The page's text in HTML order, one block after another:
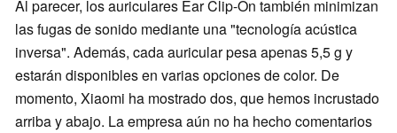
Al parecer, los auriculares Ear Clip-On también minimizan
las fugas de sonido mediante una "tecnología acústica
inversa". Además, cada auricular pesa apenas 5,5 g y
estarán disponibles en varias opciones de color. De
momento, Xiaomi ha mostrado dos, que hemos incrustado
arriba y abajo. La empresa aún no ha hecho comentarios